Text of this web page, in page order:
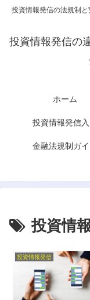
投資情報発信の法規制
投資情報発信の
ホーム
投資情報発信入
金融法規制ガイ
投資情
投資情報発信